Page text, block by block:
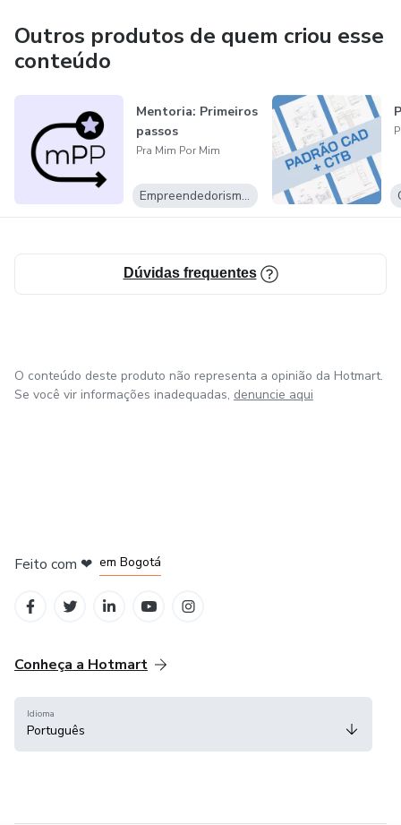
Outros produtos de quem criou esse
conteúdo
Mentoria: Primeiros
passos
Pra Mim Por Mim
Empreendedorismo Digital
Dúvidas frequentes
O conteúdo deste produto não representa a opinião da Hotmart.
Se você vir informações inadequadas, denuncie aqui
Feito com ❤ em Bogotá
Conheça a Hotmart
Idioma
Português